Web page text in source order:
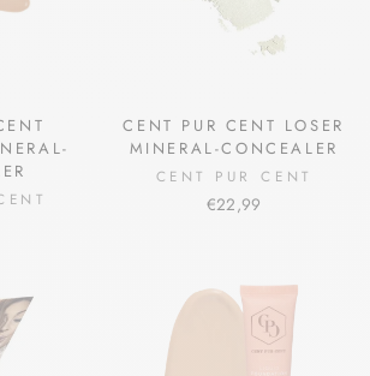
CENT PUR CENT LOSER
MINERAL-CONCEALER
CENT PUR CENT
€22,99